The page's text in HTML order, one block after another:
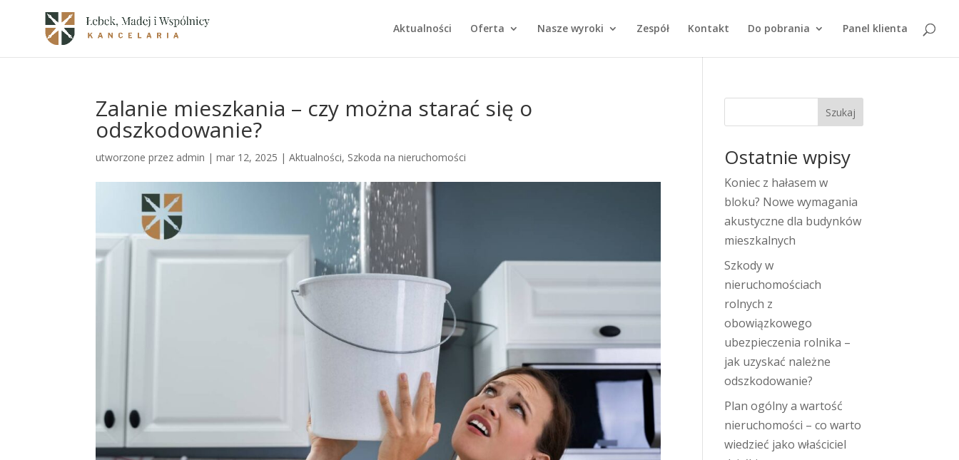
Aktualności Oferta Nasze wyroki Zespół Kontakt Do pobrania Panel klienta
Zalanie mieszkania – czy można starać się o
odszkodowanie?
utworzone przez admin |mar 12, 2025 |Aktualności, Szkoda na nieruchomości
Szukaj
Ostatnie wpisy
Koniec z hałasem w
bloku? Nowe wymagania
akustyczne dla budynków
mieszkalnych
Szkody w
nieruchomościach
rolnych z
obowiązkowego
ubezpieczenia rolnika –
jak uzyskać należne
odszkodowanie?
Plan ogólny a wartość
nieruchomości – co warto
wiedzieć jako właściciel